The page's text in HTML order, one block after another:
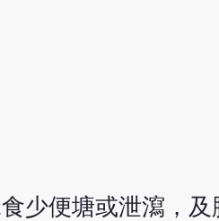
少便塘或泄瀉，及